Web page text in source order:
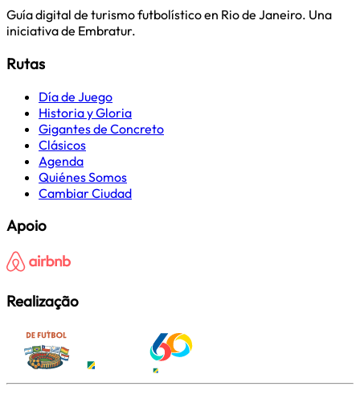
Guía digital de turismo futbolístico en Rio de Janeiro. Una
iniciativa de Embratur.
Rutas
Día de Juego
Historia y Gloria
Gigantes de Concreto
Clásicos
Agenda
Quiénes Somos
Cambiar Ciudad
Apoio
Realização